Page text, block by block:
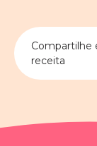
Compartilhe
receita